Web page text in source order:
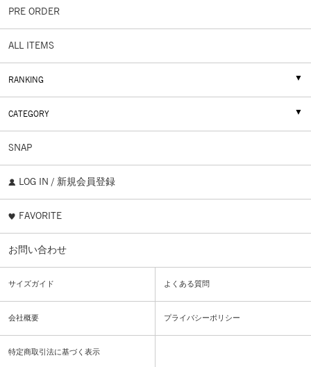
PRE ORDER
ALL ITEMS
RANKING
CATEGORY
SNAP
LOG IN / 新規会員登録
FAVORITE
お問い合わせ
サイズガイド よくある質問
会社概要 プライバシーポリシー
特定商取引法に基づく表示